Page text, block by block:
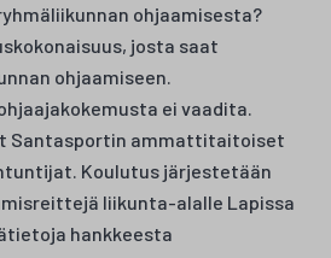
ohjaamisesta?
josta saat
ohjaamiseen.
ei vaadita.
Santasportin ammattitaitoiset
Koulutus järjestetään
liikunta-alalle Lapissa
hankkeesta